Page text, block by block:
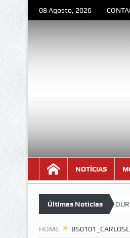
08 Agosto, 2026
NOTÍCIAS
Últimas Notícias
versão lindíssima!!! LOURENÇO
HOME